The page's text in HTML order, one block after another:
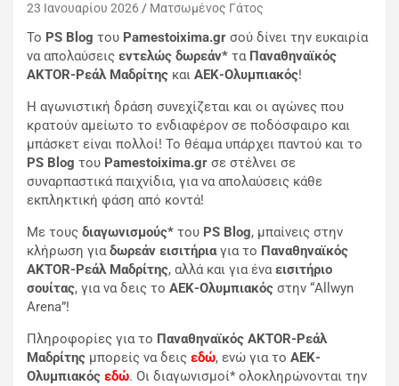
23 Ιανουαρίου 2026 Ματσωμένος Γάτος
Το PS Blog του Pamestoixima.gr σού δίνει την ευκαιρία
να απολαύσεις εντελώς δωρεάν* τα Παναθηναϊκός
AKTOR-Ρεάλ Μαδρίτης και ΑΕΚ-Ολυμπιακός!
Η αγωνιστική δράση συνεχίζεται και οι αγώνες που
κρατούν αμείωτο το ενδιαφέρον σε ποδόσφαιρο και
μπάσκετ είναι πολλοί! Το θέαμα υπάρχει παντού και το
PS Blog του Pamestoixima.gr σε στέλνει σε
συναρπαστικά παιχνίδια, για να απολαύσεις κάθε
εκπληκτική φάση από κοντά!
Με τους διαγωνισμούς* του PS Blog, μπαίνεις στην
κλήρωση γιαδωρεάν εισιτήριαγια το Παναθηναϊκός
AKTOR-Ρεάλ Μαδρίτης, αλλά και για έναεισιτήριο
σουίτας, για να δεις το ΑΕΚ-Ολυμπιακός στην “Allwyn
Arena”!
Πληροφορίες για το Παναθηναϊκός AKTOR-Ρεάλ
Μαδρίτης μπορείς να δεις εδώ, ενώ για το ΑΕΚ-
Ολυμπιακός εδώ. Οι διαγωνισμοί* ολοκληρώνονται την